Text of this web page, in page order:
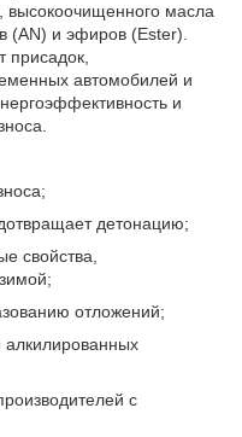
масла
(AN) и эфиров (Ester).
присадок,
автомобилей и
и
детонацию;
свойства,
отложений;
с